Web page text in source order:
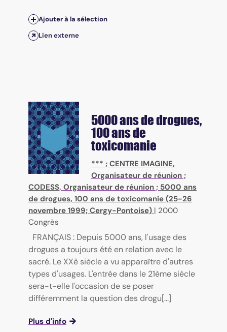
Ajouter à la sélection
Lien externe
5000 ans de drogues,
100 ans de
toxicomanie
*** ; CENTRE IMAGINE,
Organisateur de réunion ;
CODESS, Organisateur de réunion ; 5000 ans
de drogues, 100 ans de toxicomanie (25-26
novembre 1999; Cergy-Pontoise) | 2000
Congrès
FRANÇAIS : Depuis 5000 ans, l'usage des
drogues a toujours été en relation avec le
sacré. Le XXè siècle a vu apparaître d'autres
types d'usages. L'entrée dans le 21ème siècle
sera-t-elle l'occasion de se poser
différemment la question des drogu[...]
Plus d'info